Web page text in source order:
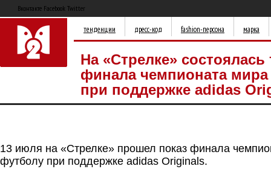
Вконтакте Facebook Twitter
тенденции дресс-код fashion-персона марка
На «Стрелке»
финала чемпионата
при поддержке adidas
13 июля на «Стрелке» прошел показ финала
футболу при поддержке adidas Originals.